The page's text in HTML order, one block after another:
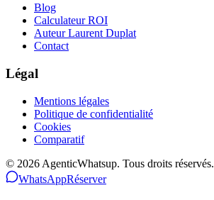
Blog
Calculateur ROI
Auteur Laurent Duplat
Contact
Légal
Mentions légales
Politique de confidentialité
Cookies
Comparatif
© 2026 AgenticWhatsup. Tous droits réservés.
WhatsAppRéserver